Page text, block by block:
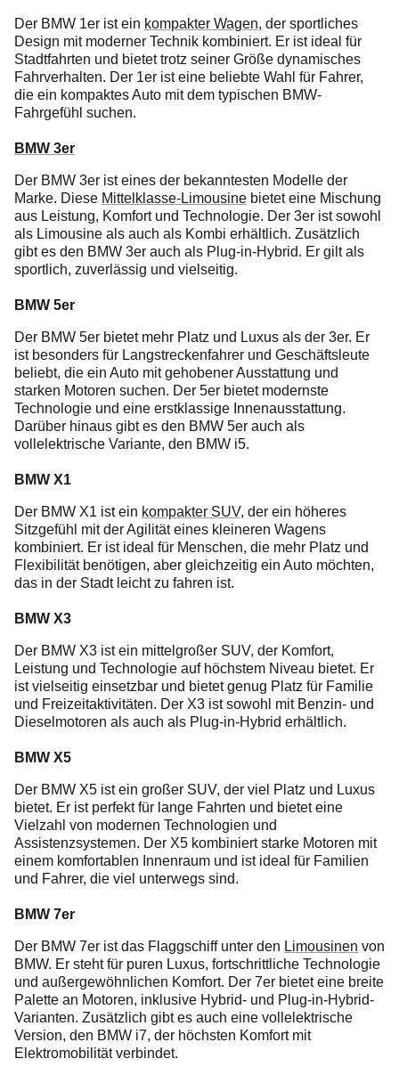
Der BMW 1er ist ein kompakter Wagen, der sportliches
Design mit moderner Technik kombiniert. Er ist ideal für
Stadtfahrten und bietet trotz seiner Größe dynamisches
Fahrverhalten. Der 1er ist eine beliebte Wahl für Fahrer,
die ein kompaktes Auto mit dem typischen BMW-
Fahrgefühl suchen.
BMW 3er
Der BMW 3er ist eines der bekanntesten Modelle der
Marke. Diese Mittelklasse-Limousine bietet eine Mischung
aus Leistung, Komfort und Technologie. Der 3er ist sowohl
als Limousine als auch als Kombi erhältlich. Zusätzlich
gibt es den BMW 3er auch als Plug-in-Hybrid. Er gilt als
sportlich, zuverlässig und vielseitig.
BMW 5er
Der BMW 5er bietet mehr Platz und Luxus als der 3er. Er
ist besonders für Langstreckenfahrer und Geschäftsleute
beliebt, die ein Auto mit gehobener Ausstattung und
starken Motoren suchen. Der 5er bietet modernste
Technologie und eine erstklassige Innenausstattung.
Darüber hinaus gibt es den BMW 5er auch als
vollelektrische Variante, den BMW i5.
BMW X1
Der BMW X1 ist ein kompakter SUV, der ein höheres
Sitzgefühl mit der Agilität eines kleineren Wagens
kombiniert. Er ist ideal für Menschen, die mehr Platz und
Flexibilität benötigen, aber gleichzeitig ein Auto möchten,
das in der Stadt leicht zu fahren ist.
BMW X3
Der BMW X3 ist ein mittelgroßer SUV, der Komfort,
Leistung und Technologie auf höchstem Niveau bietet. Er
ist vielseitig einsetzbar und bietet genug Platz für Familie
und Freizeitaktivitäten. Der X3 ist sowohl mit Benzin- und
Dieselmotoren als auch als Plug-in-Hybrid erhältlich.
BMW X5
Der BMW X5 ist ein großer SUV, der viel Platz und Luxus
bietet. Er ist perfekt für lange Fahrten und bietet eine
Vielzahl von modernen Technologien und
Assistenzsystemen. Der X5 kombiniert starke Motoren mit
einem komfortablen Innenraum und ist ideal für Familien
und Fahrer, die viel unterwegs sind.
BMW 7er
Der BMW 7er ist das Flaggschiff unter den Limousinen von
BMW. Er steht für puren Luxus, fortschrittliche Technologie
und außergewöhnlichen Komfort. Der 7er bietet eine breite
Palette an Motoren, inklusive Hybrid- und Plug-in-Hybrid-
Varianten. Zusätzlich gibt es auch eine vollelektrische
Version, den BMW i7, der höchsten Komfort mit
Elektromobilität verbindet.